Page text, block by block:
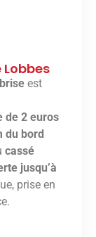
est
de 2 euros
du bord
cassé
jusqu’à
prise en